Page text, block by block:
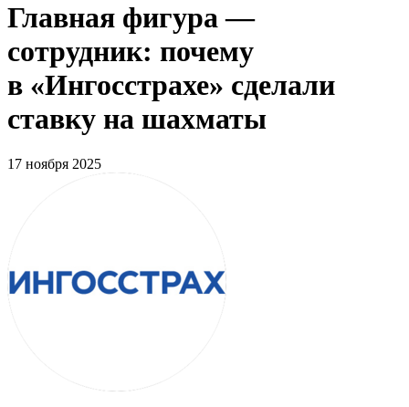
Главная фигура —
сотрудник: почему
в «Ингосстрахе» сделали
ставку на шахматы
17 ноября 2025